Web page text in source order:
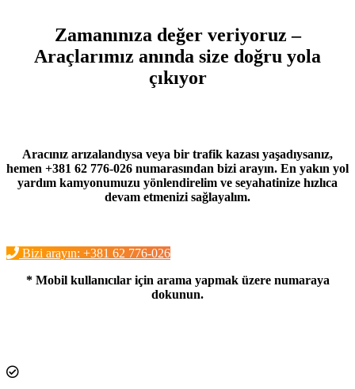
Zamanınıza değer veriyoruz –
Araçlarımız anında size doğru yola
çıkıyor
Aracınız arızalandıysa veya bir trafik kazası yaşadıysanız,
hemen +381 62 776-026 numarasından bizi arayın. En yakın yol
yardım kamyonumuzu yönlendirelim ve seyahatinize hızlıca
devam etmenizi sağlayalım.
Bizi arayın: +381 62 776-026
* Mobil kullanıcılar için arama yapmak üzere numaraya
dokunun.